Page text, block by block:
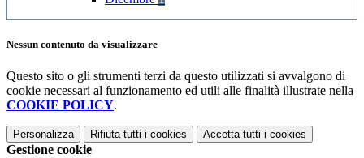
Nessun contenuto da visualizzare
Questo sito o gli strumenti terzi da questo utilizzati si avvalgono di
cookie necessari al funzionamento ed utili alle finalità illustrate nella
COOKIE POLICY.
Personalizza Rifiuta tutti i cookies Accetta tutti i cookies
Gestione cookie